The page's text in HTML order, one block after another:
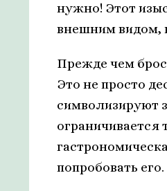
нужно! Этот
внешним видом,
Прежде чем
Это не просто
символизируют
попробовать его.